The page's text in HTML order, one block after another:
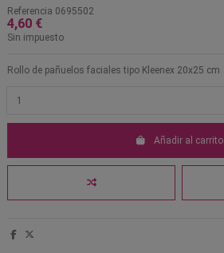
Referencia 0695502
4,60 €
Sin impuesto
Rollo de pañuelos faciales tipo Kleenex 20x25 cm
Añadir al carrito